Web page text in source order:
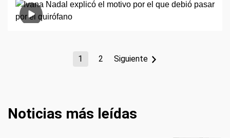
1 2 Siguiente
Noticias más leídas